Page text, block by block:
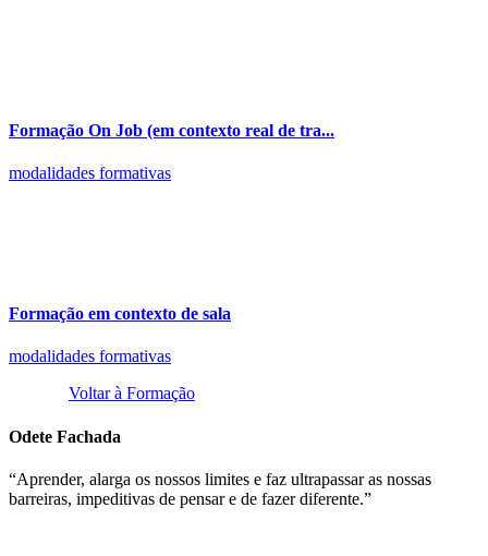
Formação On Job (em contexto real de tra...
modalidades formativas
Formação em contexto de sala
modalidades formativas
Voltar à Formação
Odete Fachada
“Aprender, alarga os nossos limites e faz ultrapassar as nossas
barreiras, impeditivas de pensar e de fazer diferente.”